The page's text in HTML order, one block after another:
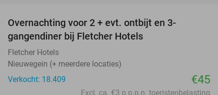
Overnachting voor 2 + evt. ontbijt en 3-
gangendiner bij Fletcher Hotels
Fletcher Hotels
Nieuwegein (+ meerdere locaties)
Verkocht: 18.409
€45
Excl. ca. €3 p.p.p.n. toeristenbelasting